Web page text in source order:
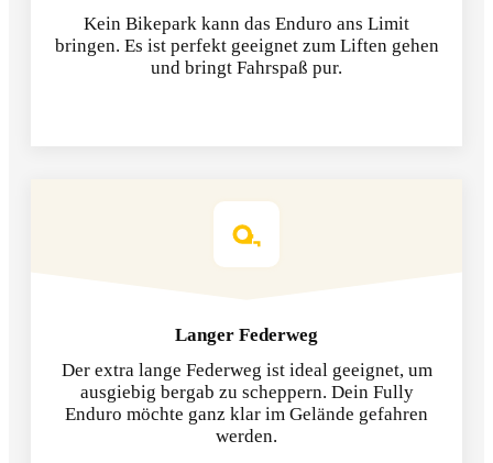
Kein Bikepark kann das Enduro ans Limit
bringen. Es ist perfekt geeignet zum Liften gehen
und bringt Fahrspaß pur.
Langer Federweg
Der extra lange Federweg ist ideal geeignet, um
ausgiebig bergab zu scheppern. Dein Fully
Enduro möchte ganz klar im Gelände gefahren
werden.